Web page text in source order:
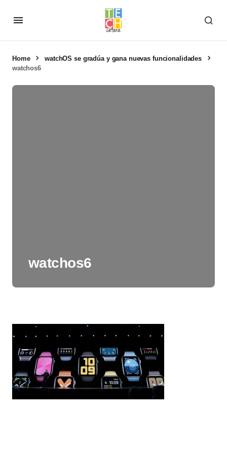
Home
watchOS se gradúa y gana nuevas funcionalidades
watchos6
watchos6